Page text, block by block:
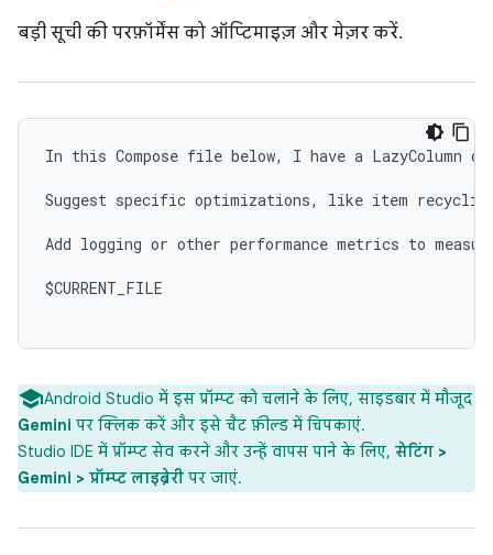
बड़ी सूची की परफ़ॉर्मेंस को ऑप्टिमाइज़ और मेज़र करें.
In this Compose file below, I have a
Suggest specific optimizations, like item
Add logging or other performance metrics to
$CURRENT_FILE
Android Studio में इस प्रॉम्प्ट को चलाने के लिए, साइडबार में मौजूद
Gemini पर क्लिक करें और इसे चैट फ़ील्ड में चिपकाएं.
Studio IDE में प्रॉम्प्ट सेव करने और उन्हें वापस पाने के लिए, सेटिंग >
Gemini > प्रॉम्प्ट लाइब्रेरी पर जाएं.